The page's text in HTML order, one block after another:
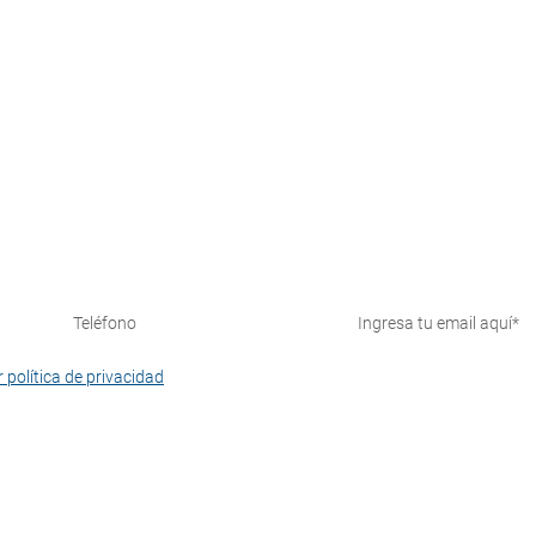
política de privacidad